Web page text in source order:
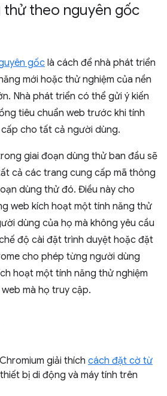
thử theo nguyên gốc
gốc là cách để nhà phát triển
mới hoặc thử nghiệm của nền
Nhà phát triển có thể gửi ý kiến
tiêu chuẩn web trước khi tính
cho tất cả người dùng.
giai đoạn dùng thử ban đầu sẽ
cả các trang cung cấp mã thông
dùng thử đó. Điều này cho
web kích hoạt một tính năng thử
dùng của họ mà không yêu cầu
độ cài đặt trình duyệt hoặc đặt
cho phép từng người dùng
hoạt một tính năng thử nghiệm
mà họ truy cập.
giải thích cách đặt cờ từ
bị di động và máy tính trên